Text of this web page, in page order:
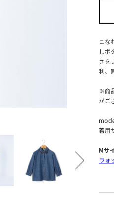
こな
しボ
さを
利、
※商
がご
着用
Mサ
ウォ